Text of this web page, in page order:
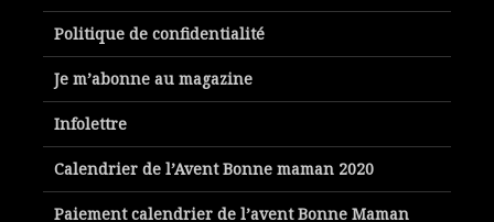
Politique de confidentialité
Je m’abonne au magazine
Infolettre
Calendrier de l’Avent Bonne maman 2020
Paiement calendrier de l’avent Bonne Maman